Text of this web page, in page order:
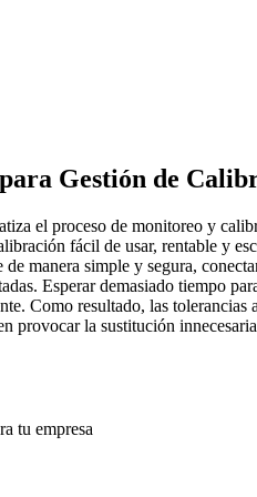
Gestión de
el proceso de monitoreo y
fácil de usar, rentable y
manera simple y segura,
Esperar demasiado tiempo
Como resultado, las
provocar la sustitución
tu empresa